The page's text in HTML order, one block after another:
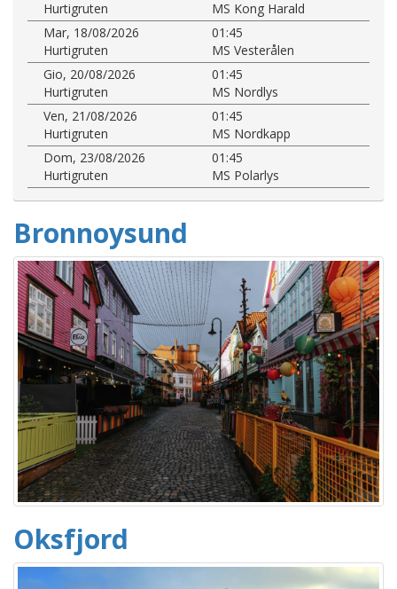
Hurtigruten
MS Kong Harald
Mar, 18/08/2026
01:45
Hurtigruten
MS Vesterålen
Gio, 20/08/2026
01:45
Hurtigruten
MS Nordlys
Ven, 21/08/2026
01:45
Hurtigruten
MS Nordkapp
Dom, 23/08/2026
01:45
Hurtigruten
MS Polarlys
Bronnoysund
Oksfjord